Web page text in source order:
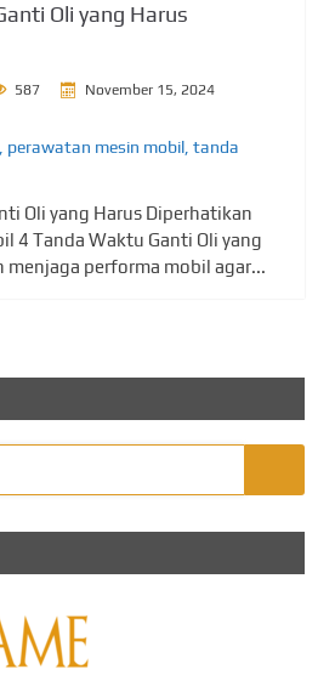
Oli yang Harus
587 November 15, 2024
, perawatan mesin mobil, tanda
Oli yang Harus Diperhatikan
4 Tanda Waktu Ganti Oli yang
menjaga performa mobil agar...